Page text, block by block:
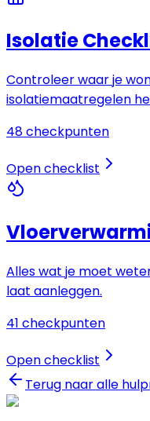
Isolatie
Controleer waar je
isolatiemaatregelen
48checkpunten
Open checklist
Alles wat je moet
laat aanleggen.
41 checkpunten
Open checklist
Terug naar alle